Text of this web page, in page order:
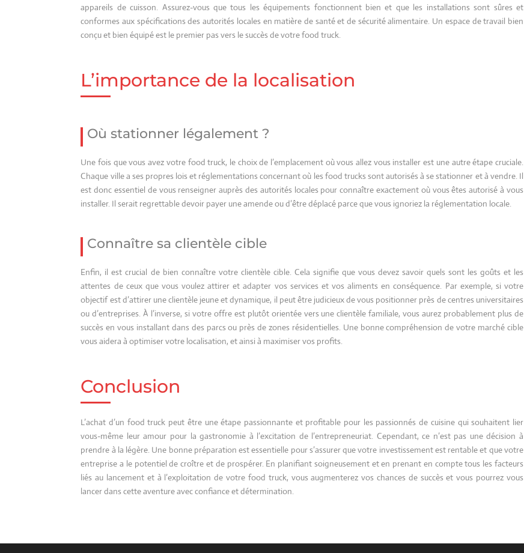
appareils de cuisson. Assurez-vous que tous les équipements fonctionnent bien et que les installations sont sûres et
conformes aux spécifications des autorités locales en matière de santé et de sécurité alimentaire. Un espace de travail bien
conçu et bien équipé est le premier pas vers le succès de votre food truck.
L’importance de la localisation
Où stationner légalement ?
Une fois que vous avez votre food truck, le choix de l’emplacement où vous allez vous installer est une autre étape cruciale.
Chaque ville a ses propres lois et réglementations concernant où les food trucks sont autorisés à se stationner et à vendre. Il
est donc essentiel de vous renseigner auprès des autorités locales pour connaître exactement où vous êtes autorisé à vous
installer. Il serait regrettable devoir payer une amende ou d’être déplacé parce que vous ignoriez la réglementation locale.
Connaître sa clientèle cible
Enfin, il est crucial de bien connaître votre clientèle cible. Cela signifie que vous devez savoir quels sont les goûts et les
attentes de ceux que vous voulez attirer et adapter vos services et vos aliments en conséquence. Par exemple, si votre
objectif est d’attirer une clientèle jeune et dynamique, il peut être judicieux de vous positionner près de centres universitaires
ou d’entreprises. À l’inverse, si votre offre est plutôt orientée vers une clientèle familiale, vous aurez probablement plus de
succès en vous installant dans des parcs ou près de zones résidentielles. Une bonne compréhension de votre marché cible
vous aidera à optimiser votre localisation, et ainsi à maximiser vos profits.
Conclusion
L’achat d’un food truck peut être une étape passionnante et profitable pour les passionnés de cuisine qui souhaitent lier
vous-même leur amour pour la gastronomie à l’excitation de l’entrepreneuriat. Cependant, ce n’est pas une décision à
prendre à la légère. Une bonne préparation est essentielle pour s’assurer que votre investissement est rentable et que votre
entreprise a le potentiel de croître et de prospérer. En planifiant soigneusement et en prenant en compte tous les facteurs
liés au lancement et à l’exploitation de votre food truck, vous augmenterez vos chances de succès et vous pourrez vous
lancer dans cette aventure avec confiance et détermination.